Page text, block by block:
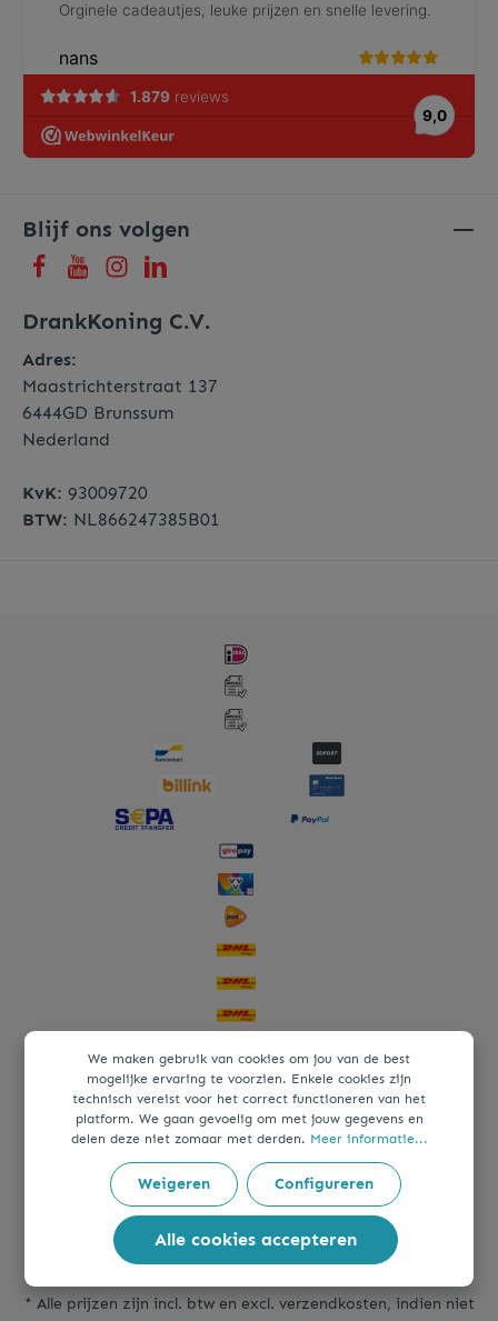
Blijf ons volgen
DrankKoning C.V.
Adres:
Maastrichterstraat 137
6444GD Brunssum
Nederland
KvK: 93009720
BTW: NL866247385B01
* Alle prijzen zijn incl. btw en excl. verzendkosten, indien niet
We maken gebruik van cookies om jou van de best
mogelijke ervaring te voorzien. Enkele cookies zijn
technisch vereist voor het correct functioneren van het
platform. We gaan gevoelig om met jouw gegevens en
delen deze niet zomaar met derden. Meer informatie...
Weigeren Configureren
Alle cookies accepteren